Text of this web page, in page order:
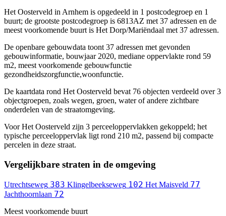
Het Oosterveld in Arnhem is opgedeeld in 1 postcodegroep en 1
buurt; de grootste postcodegroep is 6813AZ met 37 adressen en de
meest voorkomende buurt is Het Dorp/Mariëndaal met 37 adressen.
De openbare gebouwdata toont 37 adressen met gevonden
gebouwinformatie, bouwjaar 2020, mediane oppervlakte rond 59
m2, meest voorkomende gebouwfunctie
gezondheidszorgfunctie,woonfunctie.
De kaartdata rond Het Oosterveld bevat 76 objecten verdeeld over 3
objectgroepen, zoals wegen, groen, water of andere zichtbare
onderdelen van de straatomgeving.
Voor Het Oosterveld zijn 3 perceeloppervlakken gekoppeld; het
typische perceeloppervlak ligt rond 210 m2, passend bij compacte
percelen in deze straat.
Vergelijkbare straten in de omgeving
Utrechtseweg 383 Klingelbeekseweg 102 Het Maisveld 77
Jachthoornlaan 72
Meest voorkomende buurt